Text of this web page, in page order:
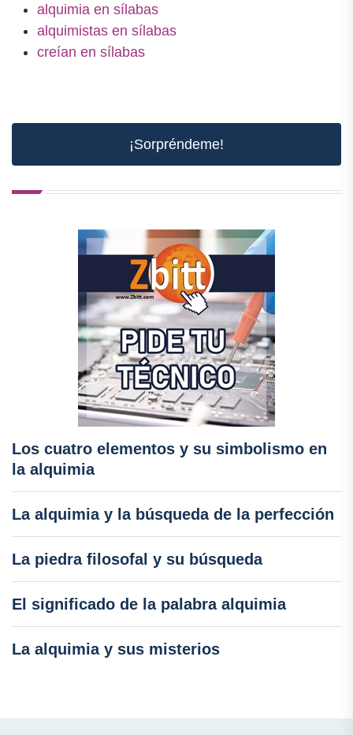
alquimia en sílabas
alquimistas en sílabas
creían en sílabas
¡Sorpréndeme!
Los cuatro elementos y su simbolismo en
la alquimia
La alquimia y la búsqueda de la perfección
La piedra filosofal y su búsqueda
El significado de la palabra alquimia
La alquimia y sus misterios